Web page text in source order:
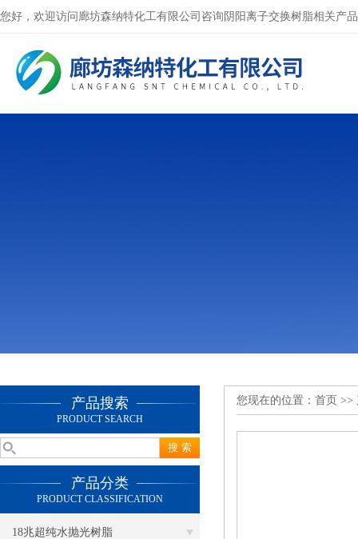
您好，欢迎访问廊坊森纳特化工有限公司咨询阴阳离子交换树脂相关产
产品搜索
PRODUCT SEARCH
产品分类
PRODUCT CLASSIFICATION
18兆超纯水抛光树脂
您现在的位置： 首页 >>